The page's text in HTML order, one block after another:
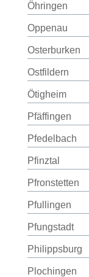
Öhringen
Oppenau
Osterburken
Ostfildern
Ötigheim
Pfäffingen
Pfedelbach
Pfinztal
Pfronstetten
Pfullingen
Pfungstadt
Philippsburg
Plochingen